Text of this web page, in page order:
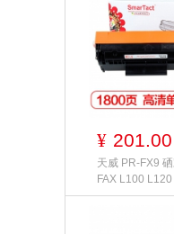
¥ 201.00
天威 PR-FX9
FAX L100